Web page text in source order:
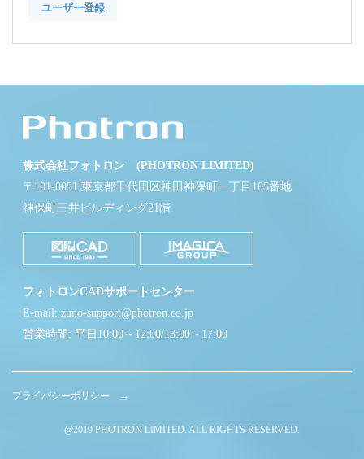
ユーザー登録
株式会社フォトロン (PHOTRON LIMITED)
〒101-0051 東京都千代田区神田神保町一丁目105番地
神保町三井ビルディング21階
フォトロンCADサポートセンター
E-mail: zuno-support@photron.co.jp
営業時間: 平日10:00～12:00/13:00～17:00
プライバシーポリシー →
@2019 PHOTRON LIMITED. ALL RIGHTS RESERVED.